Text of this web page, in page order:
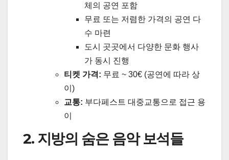
체의 공연 포함
무료 또는 저렴한 가격의 공연 다
수 마련
도시 곳곳에서 다양한 문화 행사
가 동시 진행
티켓 가격: 무료 ~ 30€ (공연에 따라 상
이)
교통: 부다페스트 대중교통으로 접근 용
이
2. 지방의 숨은 음악 보석들